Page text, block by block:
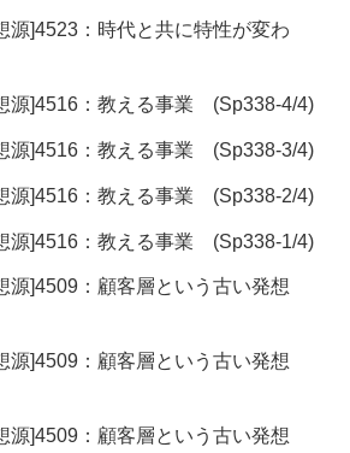
源]4523：時代と共に特性が変わ
源]4516：教える事業 (Sp338-4/4)
源]4516：教える事業 (Sp338-3/4)
源]4516：教える事業 (Sp338-2/4)
源]4516：教える事業 (Sp338-1/4)
源]4509：顧客層という古い発想
源]4509：顧客層という古い発想
源]4509：顧客層という古い発想